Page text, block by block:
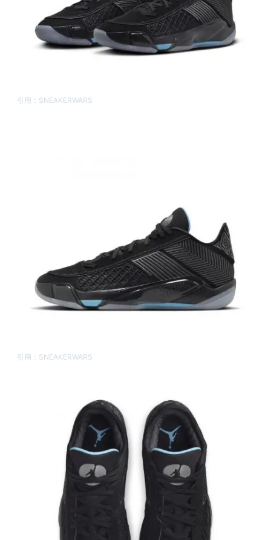
引用： SNEAKERWARS
引用： SNEAKERWARS